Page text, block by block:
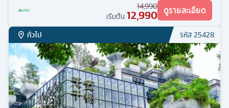
14,990
เริ่มต้น 12,990 ดูรายละเอียด
ทั่วไป รหัส25428